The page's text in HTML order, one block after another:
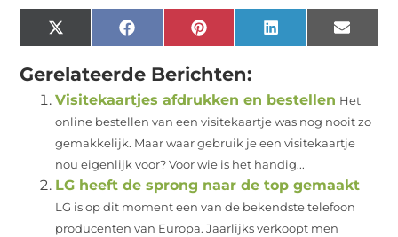
X
(Twitter)
FacebookPinterest LinkedIn Email
Gerelateerde Berichten:
Visitekaartjes afdrukken en bestellen Het
online bestellen van een visitekaartje was nog nooit zo
gemakkelijk. Maar waar gebruik je een visitekaartje
nou eigenlijk voor? Voor wie is het handig...
LG heeft de sprong naar de top gemaakt
LG is op dit moment een van de bekendste telefoon
producenten van Europa. Jaarlijks verkoopt men